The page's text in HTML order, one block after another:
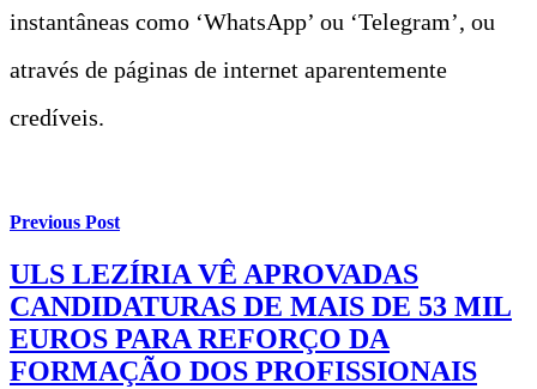
instantâneas como ‘WhatsApp’ ou ‘Telegram’, ou
através de páginas de internet aparentemente
credíveis.
Previous Post
ULS LEZÍRIA VÊ APROVADAS
CANDIDATURAS DE MAIS DE 53 MIL
EUROS PARA REFORÇO DA
FORMAÇÃO DOS PROFISSIONAIS